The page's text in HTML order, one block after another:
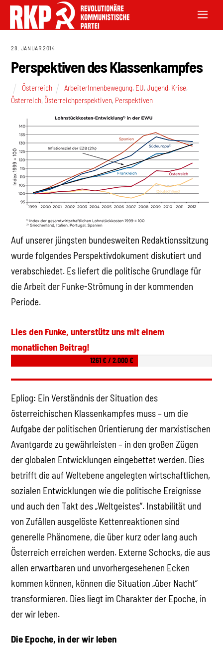
28. JANUAR 2014
Perspektiven des Klassenkampfes
Österreich ArbeiterInnenbewegung, EU,Jugend, Krise,
Österreich, Österreichperspektiven, Perspektiven
Auf unserer jüngsten bundesweiten Redaktionssitzung
wurde folgendes Perspektivdokument diskutiert und
verabschiedet. Es liefert die politische Grundlage für
die Arbeit der Funke-Strömung in der kommenden
Periode.
Lies den Funke, unterstütz uns mit einem
monatlichen Beitrag!
1261 € / 2.000 €
Epliog: Ein Verständnis der Situation des
österreichischen Klassenkampfes muss – um die
Aufgabe der politischen Orientierung der marxistischen
Avantgarde zu gewährleisten – in den großen Zügen
der globalen Entwicklungen eingebettet werden. Dies
betrifft die auf Weltebene angelegten wirtschaftlichen,
sozialen Entwicklungen wie die politische Ereignisse
und auch den Takt des „Weltgeistes“. Instabilität und
von Zufällen ausgelöste Kettenreaktionen sind
generelle Phänomene, die über kurz oder lang auch
Österreich erreichen werden. Externe Schocks, die aus
allen erwartbaren und unvorhergesehenen Ecken
kommen können, können die Situation „über Nacht“
transformieren. Dies liegt im Charakter der Epoche, in
der wir leben.
Die Epoche, in der wir leben